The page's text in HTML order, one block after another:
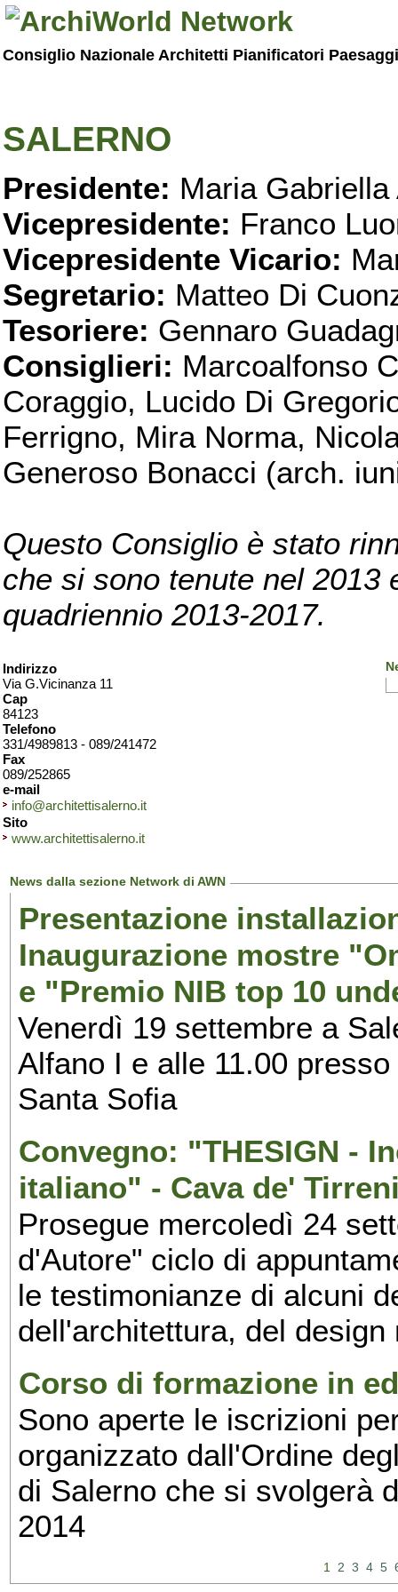
Consiglio Nazionale Architetti Pianificatori
SALERNO
Presidente: Maria Gabriella
Vicepresidente: Franco
Vicepresidente Vicario:
Segretario: Matteo Di
Tesoriere: Gennaro
Consiglieri: Marcoalfonso
Coraggio, Lucido Di
Ferrigno, Mira Norma,
Generoso Bonacci (arch.
Questo Consiglio è stato
che si sono tenute nel 2013
quadriennio 2013-2017.
Indirizzo
Via G.Vicinanza 11
Cap
84123
Telefono
331/4989813 - 089/241472
Fax
089/252865
e-mail
info@architettisalerno.it
Sito
www.architettisalerno.it
News dalla sezione Network di AWN
Presentazione
Inaugurazione mostre
e "Premio NIB top 10
Venerdì 19 settembre a
Alfano I e alle 11.00
Santa Sofia
Convegno: "THESIGN -
italiano" - Cava de'
Prosegue mercoledì 24
d'Autore" ciclo di
le testimonianze di alcuni
dell'architettura, del
Corso di formazione in
Sono aperte le iscrizioni
organizzato dall'Ordine
di Salerno che si svolgerà
2014
1 2 3 4 5